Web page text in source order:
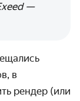
—
в
рендер (или